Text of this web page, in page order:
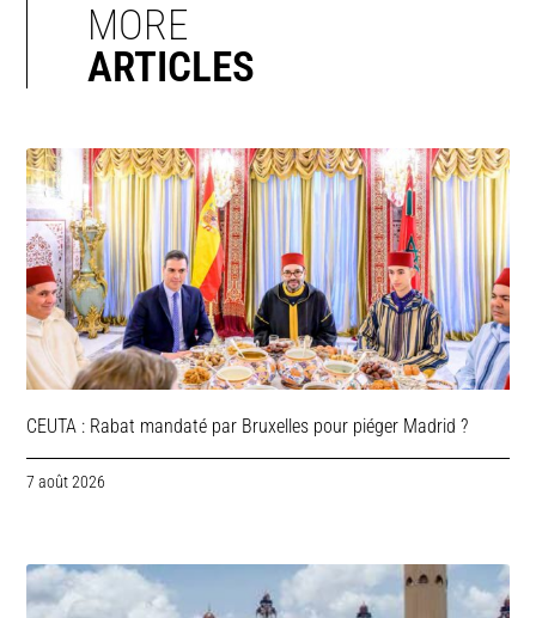
MORE
ARTICLES
CEUTA : Rabat mandaté par Bruxelles pour piéger Madrid ?
7 août 2026